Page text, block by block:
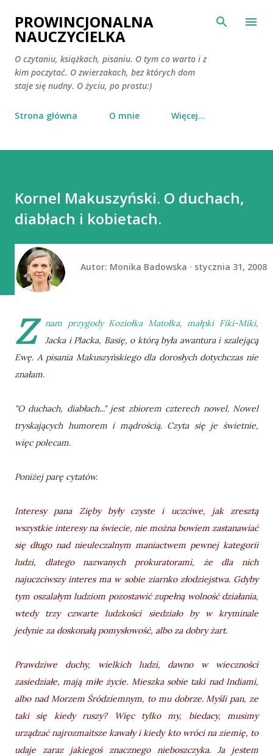
Przejdź do głównej zawartości
PROWINCJONALNA
NAUCZYCIELKA
O czytaniu, książkach, pisaniu. O tym co warto i z
kim poczytać. O zwierzakach, bez których dom
staje się nudny. O życiu, po prostu:)
Strona główna O mnie Więcej…
Kornel Makuszyński. O duchach,
diabłach i kobietach.
Autor: Monika Badowska stycznia 31, 2008
Z
nam przygody Koziołka Matołka, małpki Fiki-Miki,
Jacka i Placka, Basię, o którą była awantura i szalejącą
Ewę. A pisania Makuszyńskiego dla dorosłych dotychczas nie
znałam.
"O duchach, diabłach..." jest zbiorem czterech nowel. Nowel
tryskających humorem i mądrością. Czyta się je świetnie,
więc polecam.
Poniżej parę cytatów.
Interesy pana Zięby były czyste i uczciwe, jak zresztą
wszystkie interesy na świecie, nie można bowiem zastanawiać
się długo nad nieuleczalnym maniactwem pewnej kategorii
ludzi, dlatego nazwanych prokuratorami, że dla nich
najuczciwszy interes ma w sobie ziarnko złodziejstwa. Gdyby
tym oszalałym ludziom pozostawić zupełną wolność działania,
wtedy trzy czwarte ludzkości siedziało by w kryminale
jedynie za doskonałą pomysłowość, albo za dobry żart.
Prawdziwe duchy, wielkich ludzi, dawno w wieczności
zasiedziałe, mają miłe życie. Mieszka sobie taki nad Indiami,
albo nad Morzem Śródziemnym, to mu dobrze. Myśli pan, ze
taki się kiedy ruszy? Więc tylko my, biedacy, musimy
urządzać najrozmaitsze kawały i kiedy kto wróci na ziemię, to
udaje zaraz jakiegoś znacznego nieboszczyka. Ja jestem